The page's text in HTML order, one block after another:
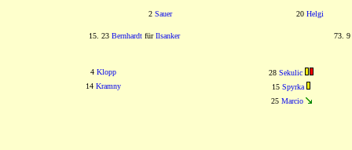
2 Sauer 20 Helgi
15. 23 Bernhardt fürIlsanker 73. 9
4 Klopp 28 Sekulic
14 Kramny 15 Spyrka
25 Marcio